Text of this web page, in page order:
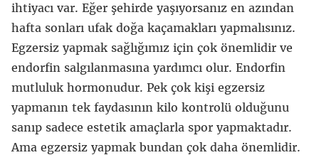
ihtiyacı var. Eğer şehirde yaşıyorsanız en azından
hafta sonları ufak doğa kaçamakları yapmalısınız.
Egzersiz yapmak sağlığımız için çok önemlidir ve
endorfin salgılanmasına yardımcı olur. Endorfin
mutluluk hormonudur. Pek çok kişi egzersiz
yapmanın tek faydasının kilo kontrolü olduğunu
sanıp sadece estetik amaçlarla spor yapmaktadır.
Ama egzersiz yapmak bundan çok daha önemlidir.